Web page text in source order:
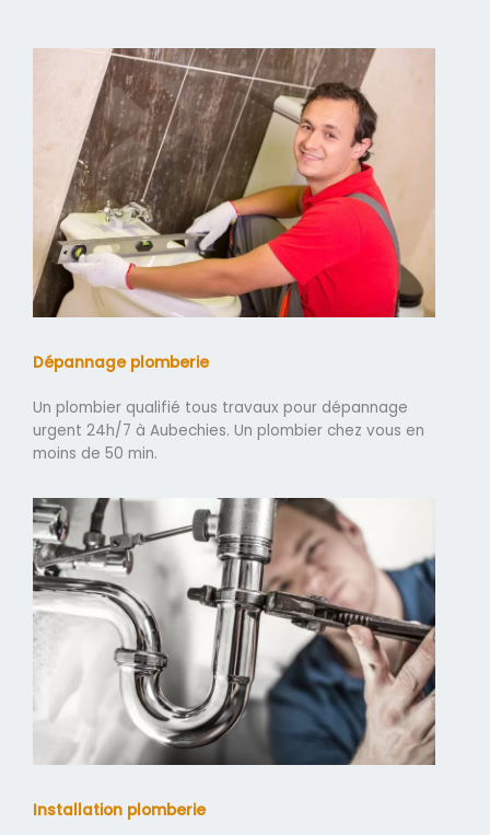
Dépannage plomberie
Un plombier qualifié tous travaux pour dépannage
urgent 24h/7 à Aubechies. Un plombier chez vous en
moins de 50 min.
Installation plomberie